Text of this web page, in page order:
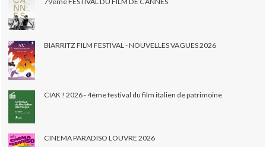
BIARRITZ FILM FESTIVAL - NOUVELLES VAGUES 2026
CIAK ! 2026 - 4ème festival du film italien de patrimoine
CINEMA PARADISO LOUVRE 2026